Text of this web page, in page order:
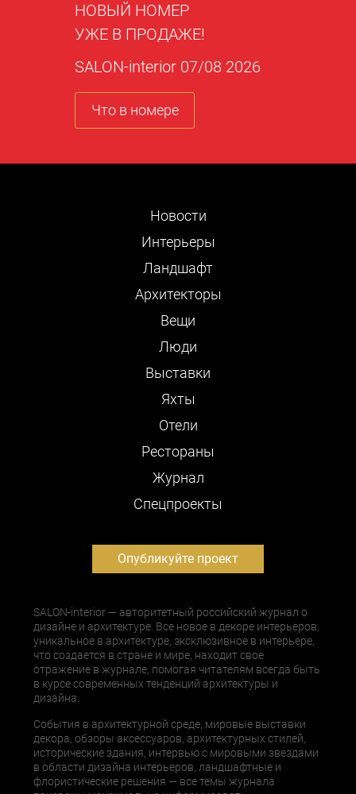
НОВЫЙ НОМЕР
УЖЕ В ПРОДАЖЕ!
SALON-interior 07/08 2026
Что в номере
Новости
Интерьеры
Ландшафт
Архитекторы
Вещи
Люди
Выставки
Яхты
Отели
Рестораны
Журнал
Cпецпроекты
Опубликуйте проект
SALON-interior — авторитетный российский журнал о
дизайне и архитектуре. Все новое в декоре интерьеров,
уникальное в архитектуре, эксклюзивное в интерьере,
что создается в стране и мире, находит свое
отражение в журнале, помогая читателям всегда быть
в курсе современных тенденций архитектуры и
дизайна.
События в архитектурной среде, мировые выставки
декора, обзоры аксессуаров, архитектурных стилей,
исторические здания, интервью с мировыми звездами
в области дизайна интерьеров, ландшафтные и
флористические решения — все темы журнала